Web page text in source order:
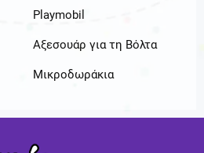
Playmobil
Αξεσουάρ για τη Βόλτα
Μικροδωράκια